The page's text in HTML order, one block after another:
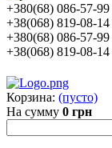
+380(68) 086-57-
+38(068) 819-08-
+380(68) 086-57-
+38(068) 819-08-
Корзина: (пусто)
На сумму 0 грн